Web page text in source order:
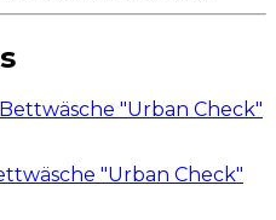
"Urban Check"